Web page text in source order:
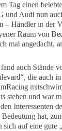
Tag einen
und Audi nun
– Händler in der
Raum von
mal angedacht,
auch Stände
die auch
stehen und war
Interessenten
hat,
auf eine gute